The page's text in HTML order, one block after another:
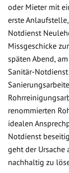
oder Mieter mit
erste
Notdienst
Missgeschicke
späten Abend,
Sanitär-
renommierten
idealen
Notdienst
geht der Ursache
nachhaltig zu